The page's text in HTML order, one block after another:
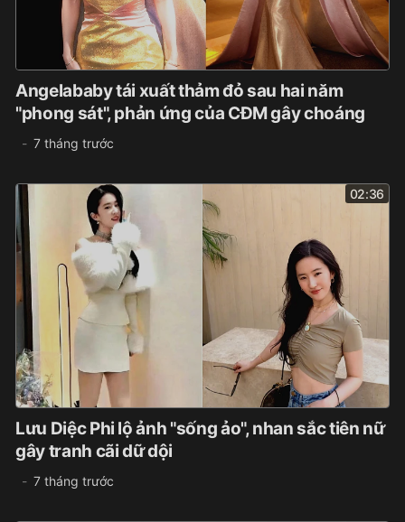
Angelababy tái xuất thảm đỏ sau hai năm
"phong sát", phản ứng của CĐM gây choáng
7 tháng trước
02:36
Lưu Diệc Phi lộ ảnh "sống ảo", nhan sắc tiên nữ
gây tranh cãi dữ dội
7 tháng trước